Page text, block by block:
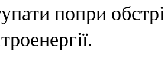
попри